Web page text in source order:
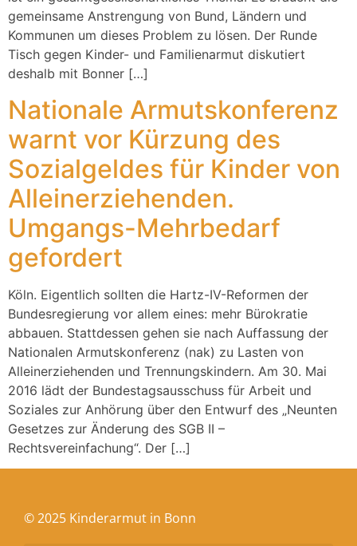
gemeinsame Anstrengung von Bund, Ländern und
Kommunen um dieses Problem zu lösen. Der Runde
Tisch gegen Kinder- und Familienarmut diskutiert
deshalb mit Bonner […]
Nationale Armutskonferenz
warnt vor Kürzung des
Sozialgeldes für Kinder von
Alleinerziehenden.
Umgangs-Mehrbedarf
gefordert
Köln. Eigentlich sollten die Hartz-IV-Reformen der
Bundesregierung vor allem eines: mehr Bürokratie
abbauen. Stattdessen gehen sie nach Auffassung der
Nationalen Armutskonferenz (nak) zu Lasten von
Alleinerziehenden und Trennungskindern. Am 30. Mai
2016 lädt der Bundestagsausschuss für Arbeit und
Soziales zur Anhörung über den Entwurf des „Neunten
Gesetzes zur Änderung des SGB II –
Rechtsvereinfachung“. Der […]
© 2025 Kinderarmut in Bonn